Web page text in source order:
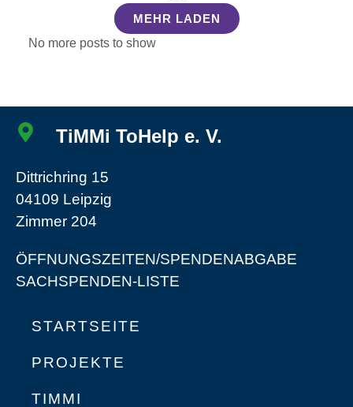
MEHR LADEN
No more posts to show
TiMMi ToHelp e. V.
Dittrichring 15
04109 Leipzig
Zimmer 204
ÖFFNUNGSZEITEN/SPENDENABGABE
SACHSPENDEN-LISTE
STARTSEITE
PROJEKTE
TIMMI